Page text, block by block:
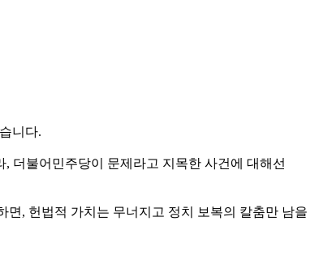
니다.
더불어민주당이 문제라고 지목한 사건에 대해선
, 헌법적 가치는 무너지고 정치 보복의 칼춤만 남을